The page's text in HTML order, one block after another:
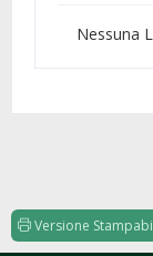
Nessuna
Versione